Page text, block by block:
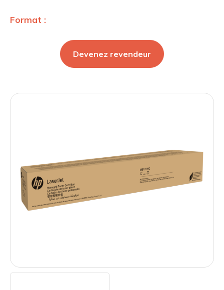
Format :
Devenez revendeur